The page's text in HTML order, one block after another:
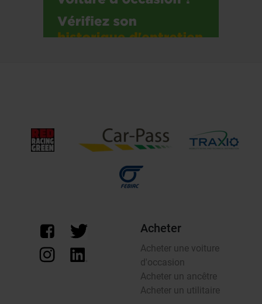
Acheter
Acheter une voiture
d'occasion
Acheter un ancêtre
Acheter un utilitaire